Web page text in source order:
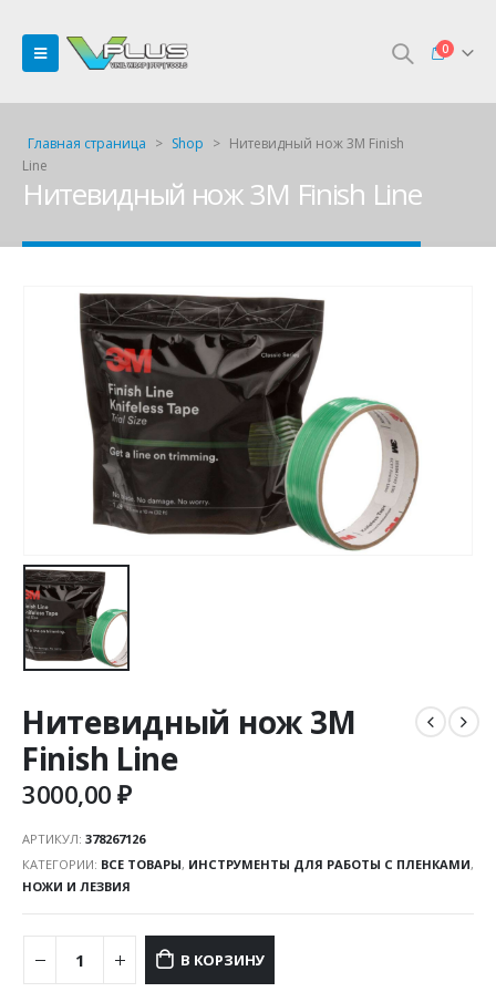
0
Главная страница > Shop > Нитевидный нож 3M Finish
Line
Нитевидный нож 3M Finish Line
Нитевидный нож 3M
Finish Line
3000,00₽
АРТИКУЛ: 378267126
КАТЕГОРИИ: ВСЕ ТОВАРЫ, ИНСТРУМЕНТЫ ДЛЯ РАБОТЫ С ПЛЕНКАМИ,
НОЖИ И ЛЕЗВИЯ
В КОРЗИНУ